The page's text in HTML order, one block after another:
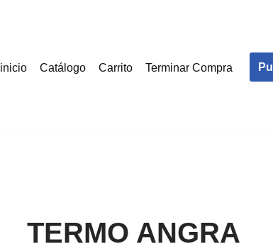
inicio Catálogo Carrito Terminar Compra
TERMO ANGRA